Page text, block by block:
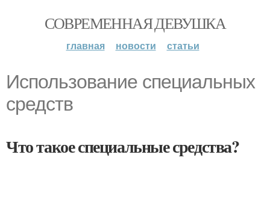
СОВРЕМЕННАЯ ДЕВУШКА
главная новости статьи
Использование специальных
средств
Что такое специальные средства?